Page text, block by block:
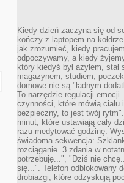
Kiedy dzień zaczyna się od
kończy z laptopem na
jak zrozumieć, kiedy
odpoczywamy, a kiedy
który kiedyś był azylem, stał
magazynem, studiem,
domowe nie są "ładnym
To narzędzie regulacji emocji.
czynności, które mówią ciału
bezpieczny, to jest twój
minut, które ustawiają cały
razu medytować godzinę.
świadoma sekwencja:
rozciąganie. 3 zdania w
potrzebuję...", "Dziś nie
się...". Telefon odblokowany
drobiazgi, które odzyskują